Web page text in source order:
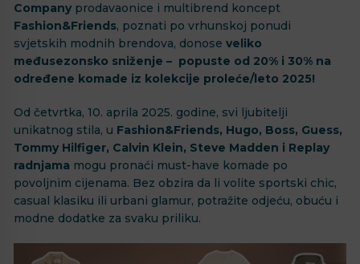
Company prodavaonice i multibrend koncept
Fashion&Friends, poznati po vrhunskoj ponudi
svjetskih modnih brendova, donose veliko
međusezonsko sniženje – popuste od 20% i 30% na
određene komade iz kolekcije proleće/leto 2025!
Od četvrtka, 10. aprila 2025. godine, svi ljubitelji
unikatnog stila, u Fashion&Friends, Hugo, Boss, Guess,
Tommy Hilfiger, Calvin Klein, Steve Madden i Replay
radnjama mogu pronaći must-have komade po
povoljnim cijenama. Bez obzira da li volite sportski chic,
casual klasiku ili urbani glamur, potražite odjeću, obuću i
modne dodatke za svaku priliku.